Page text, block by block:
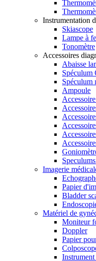
Instrumentation
Skiascope
Lampe à
Tonomètre
Accessoires
Abaisse
Spéculum
Spéculum
Ampoule
Imagerie
Papier
Bladder
Matériel de
Moniteur
Doppler
Papier